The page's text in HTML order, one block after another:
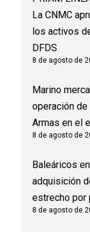
La CNMC
los activos
DFDS
8 de agosto de
Marino
operación
Armas en el
8 de agosto de
Baleáricos en
adquisición
estrecho por
8 de agosto de